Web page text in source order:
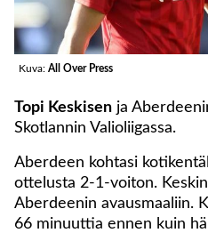
Kuva: All Over Press
Topi Keskisen ja
Skotlannin Valioliigassa.
Aberdeen kohtasi
ottelusta 2-1-voiton.
Aberdeenin avausmaaliin.
66 minuuttia ennen kuin